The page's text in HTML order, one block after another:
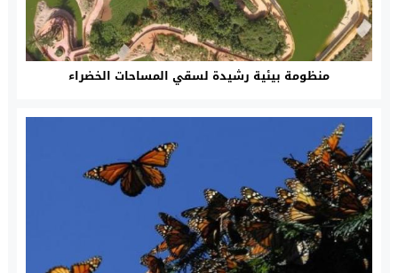
منظومة بيئية رشيدة لسقي المساحات الخضراء